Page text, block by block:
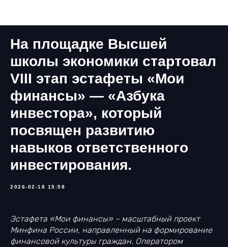
На площадке Высшей
школы экономики стартовал
VIII этап эстафеты «Мои
финансы» — «Азбука
инвестора», который
посвящен развитию
навыков ответственного
инвестирования.
2026-02-18 15:58
Эстафета «Мои финансы» – масштабный проект
Минфина России, направленный на формирование
финансовой культуры граждан. Оператором